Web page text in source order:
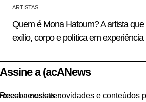
ARTISTAS
Quem é Mona Hatoum? A artista
exílio, corpo e política em experiência
Assine a (acANews
Receba nossas novidades e conteúdos por e-mail. Assine nossa newsletter.